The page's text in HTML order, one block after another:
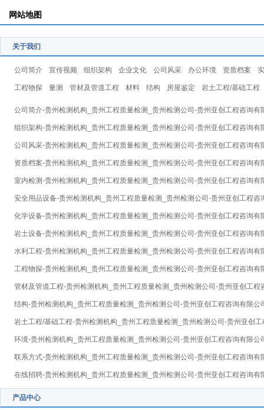
网站地图
关于我们
公司简介 宣传视频 组织架构 企业文化 公司风采 办公环境 资质档案
工程物探 量测 管材及管道工程 材料 结构 房屋鉴定 岩土工程/基础工程
公司简介-贵州检测机构_贵州工程质量检测_贵州检测公司-贵州亚创工程咨询有
组织架构-贵州检测机构_贵州工程质量检测_贵州检测公司-贵州亚创工程咨询有
公司风采-贵州检测机构_贵州工程质量检测_贵州检测公司-贵州亚创工程咨询有
资质档案-贵州检测机构_贵州工程质量检测_贵州检测公司-贵州亚创工程咨询有
室内检测-贵州检测机构_贵州工程质量检测_贵州检测公司-贵州亚创工程咨询有
安全用品设备-贵州检测机构_贵州工程质量检测_贵州检测公司-贵州亚创工程咨
化学设备-贵州检测机构_贵州工程质量检测_贵州检测公司-贵州亚创工程咨询有
岩土设备-贵州检测机构_贵州工程质量检测_贵州检测公司-贵州亚创工程咨询有
水利工程-贵州检测机构_贵州工程质量检测_贵州检测公司-贵州亚创工程咨询有
工程物探-贵州检测机构_贵州工程质量检测_贵州检测公司-贵州亚创工程咨询有
管材及管道工程-贵州检测机构_贵州工程质量检测_贵州检测公司-贵州亚创工程
结构-贵州检测机构_贵州工程质量检测_贵州检测公司-贵州亚创工程咨询有限公
岩土工程/基础工程-贵州检测机构_贵州工程质量检测_贵州检测公司-贵州亚创
环境-贵州检测机构_贵州工程质量检测_贵州检测公司-贵州亚创工程咨询有限公
联系方式-贵州检测机构_贵州工程质量检测_贵州检测公司-贵州亚创工程咨询有
在线招聘-贵州检测机构_贵州工程质量检测_贵州检测公司-贵州亚创工程咨询有
产品中心